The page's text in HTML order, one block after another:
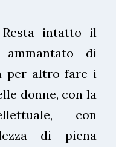
intatto il
ammantato di
per altro fare i
donne, con la
con
di piena